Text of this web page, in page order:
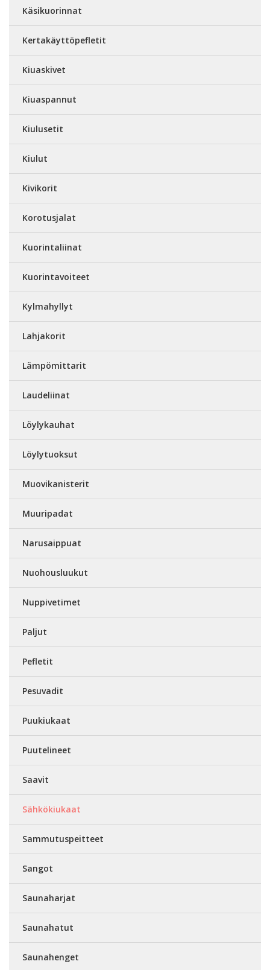
Käsikuorinnat
Kertakäyttöpefletit
Kiuaskivet
Kiuaspannut
Kiulusetit
Kiulut
Kivikorit
Korotusjalat
Kuorintaliinat
Kuorintavoiteet
Kylmahyllyt
Lahjakorit
Lämpömittarit
Laudeliinat
Löylykauhat
Löylytuoksut
Muovikanisterit
Muuripadat
Narusaippuat
Nuohousluukut
Nuppivetimet
Paljut
Pefletit
Pesuvadit
Puukiukaat
Puutelineet
Saavit
Sähkökiukaat
Sammutuspeitteet
Sangot
Saunaharjat
Saunahatut
Saunahenget